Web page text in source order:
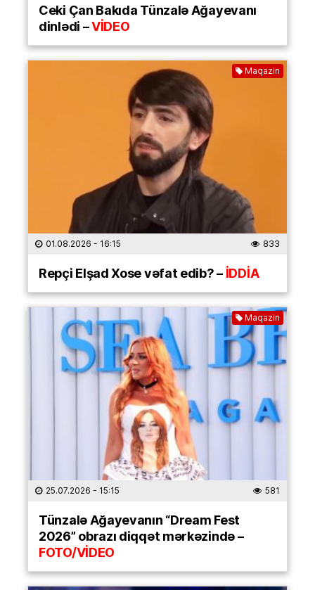
Ceki Çan Bakıda Tünzalə Ağayevanı
dinlədi –VİDEO
Maqazin
01.08.2026 - 16:15 833
Repçi Elşad Xose vəfat edib? –İDDİA
Maqazin
25.07.2026 - 15:15 581
Tünzalə Ağayevanın “Dream Fest
2026” obrazı diqqət mərkəzində –
FOTO/VİDEO